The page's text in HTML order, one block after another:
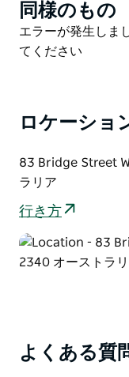
リングも承ってお
Product
List
同様のもの
Product
List
エラーが発生しま
てください
ロケーショ
83 Bridge Street
ラリア
行き方
よくある質